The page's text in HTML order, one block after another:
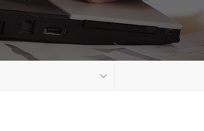
Gallery
EDI
CFS
정산업무
인트라넷